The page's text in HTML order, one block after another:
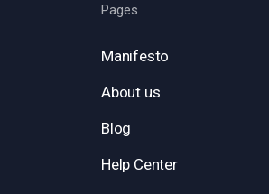
Pages
Manifesto
About us
Blog
Help Center